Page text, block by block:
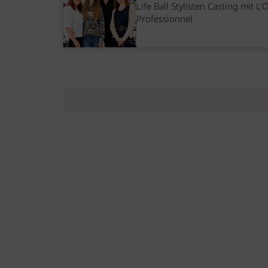
Life Ball Stylisten Casting mit
Professionnel